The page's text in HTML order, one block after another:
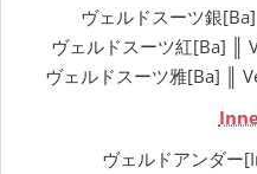
ヴェルドスーツ銀
ヴェルドスーツ紅[Ba] ║
ヴェルドスーツ雅[Ba] ║
ヴェルドアンダー